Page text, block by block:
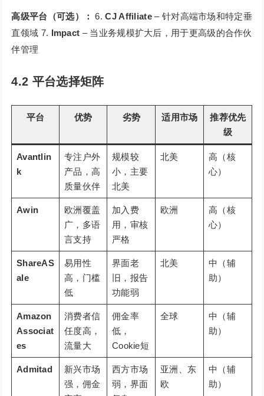
高级平台（可选）： 6.CJ Affiliate – 针对高端市场和特定垂
直领域 7. Impact – 当业务规模扩大后，用于更高级的合作伙
伴管理
4.2 平台选择矩阵
平台 优势 劣势 适用市场
推荐优先
级
Avantlin
k
专注户外
产品，高
质量伙伴
规模较
小，主要
北美
北美
高（核
心）
Awin
欧洲覆盖
广，多语
言支持
加入费
用，审核
严格
欧洲
高（核
心）
ShareAS
ale
易用性
高，门槛
低
界面老
旧，报告
功能弱
北美
中（辅
助）
Amazon
Associat
es
消费者信
任度高，
流量大
佣金率
低，
Cookie短
全球
中（辅
助）
Admitad
新兴市场
强，佣金
西方市场
弱，界面
亚洲、东
欧
中（辅
助）